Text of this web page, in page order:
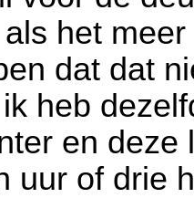
het
dat dat
heb
en deze
uur of drie